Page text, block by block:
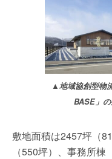
▲地域協創型物
BASE」
敷地面積は2457坪（
（550坪）、事務所